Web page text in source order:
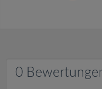
0